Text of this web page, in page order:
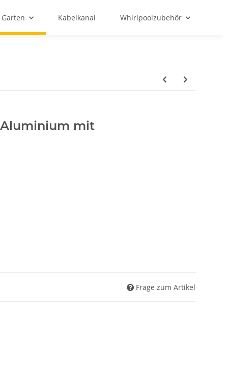
Garten Kabelkanal Whirlpoolzubehör
Aluminium mit
Frage zum Artikel